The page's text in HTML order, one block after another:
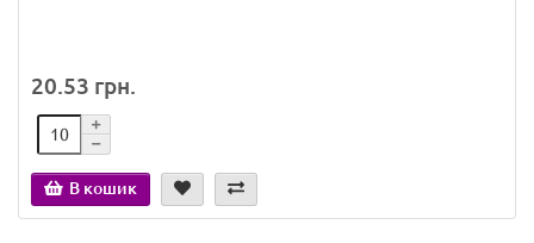
20.53 грн.
В кошик